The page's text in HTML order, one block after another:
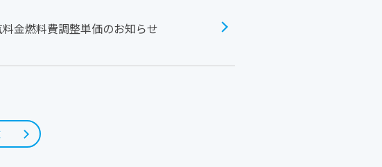
金燃料費調整単価のお知らせ